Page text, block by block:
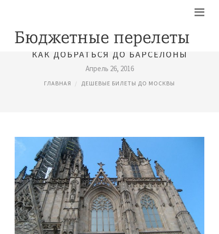
КАК ДОБРАТЬСЯ ДО БАРСЕЛОНЫ
Апрель 26, 2016
ГЛАВНАЯ ДЕШЕВЫЕ БИЛЕТЫ ДО МОСКВЫ